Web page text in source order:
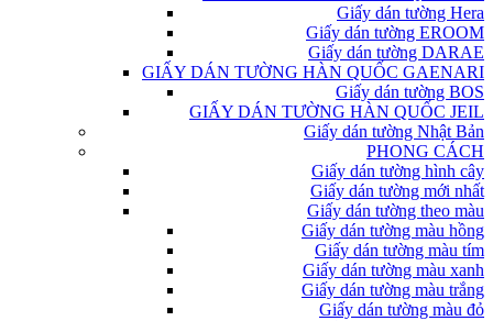
Giấy dán tường Hera
Giấy dán tường EROOM
Giấy dán tường DARAE
GIẤY DÁN TƯỜNG HÀN QUỐC GAENARI
Giấy dán tường BOS
GIẤY DÁN TƯỜNG HÀN QUỐC JEIL
Giấy dán tường Nhật Bản
PHONG CÁCH
Giấy dán tường hình cây
Giấy dán tường mới nhất
Giấy dán tường theo màu
Giấy dán tường màu hồng
Giấy dán tường màu tím
Giấy dán tường màu xanh
Giấy dán tường màu trắng
Giấy dán tường màu đỏ